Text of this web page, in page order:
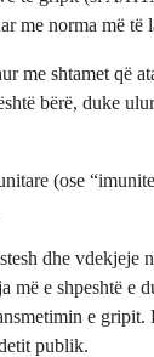
norma më
shtamet që
bërë, duke
(ose
dhe
e shpeshtë
e
publik.